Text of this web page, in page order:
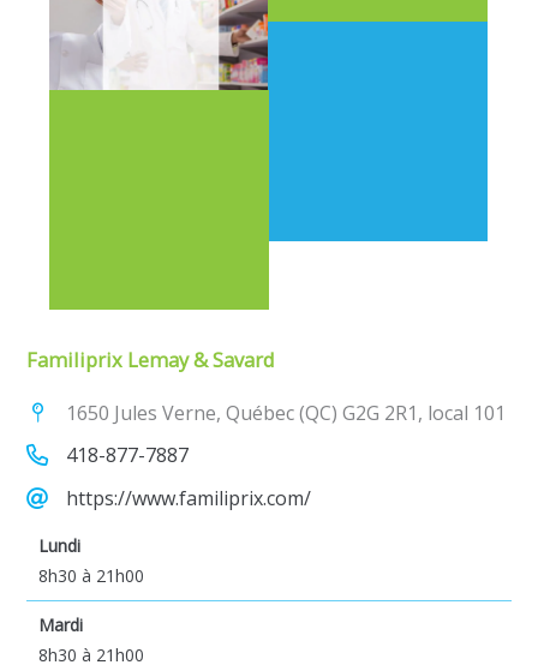
Familiprix Lemay & Savard
1650 Jules Verne, Québec (QC) G2G 2R1, local 101
418-877-7887
https://www.familiprix.com/
Lundi
8h30 à 21h00
Mardi
8h30 à 21h00